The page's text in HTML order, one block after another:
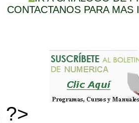
CONTACTANOS PARA
?>